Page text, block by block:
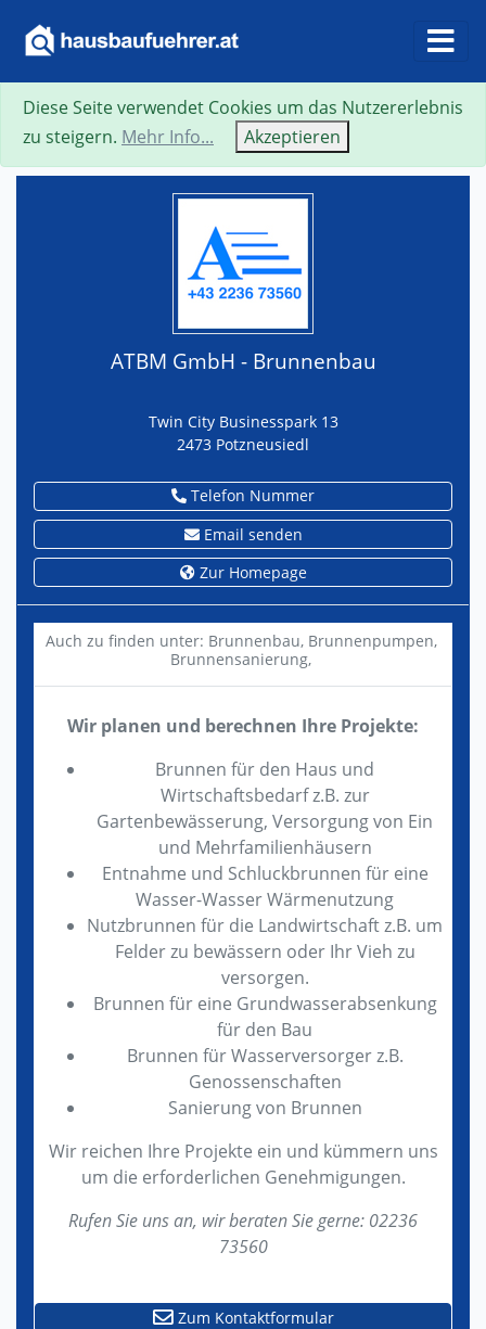
Suche Neue Suche Zurück
ATBM GmbH - Brunnenbau
Twin City Businesspark 13
2473 Potzneusiedl
Telefon Nummer
Email senden
Zur Homepage
Auch zu finden unter: Brunnenbau, Brunnenpumpen,
Brunnensanierung,
Wir planen und berechnen Ihre Projekte:
Brunnen für den Haus und
Wirtschaftsbedarf z.B. zur
Gartenbewässerung, Versorgung von Ein
und Mehrfamilienhäusern
Entnahme und Schluckbrunnen für eine
Wasser-Wasser Wärmenutzung
Nutzbrunnen für die Landwirtschaft z.B. um
Felder zu bewässern oder Ihr Vieh zu
versorgen.
Brunnen für eine Grundwasserabsenkung
für den Bau
Brunnen für Wasserversorger z.B.
Genossenschaften
Sanierung von Brunnen
Wir reichen Ihre Projekte ein und kümmern uns
um die erforderlichen Genehmigungen.
Rufen Sie uns an, wir beraten Sie gerne: 02236
73560
Zum Kontaktformular
Diese Seite verwendet Cookies um das Nutzererlebnis
zu steigern. Mehr Info... Akzeptieren